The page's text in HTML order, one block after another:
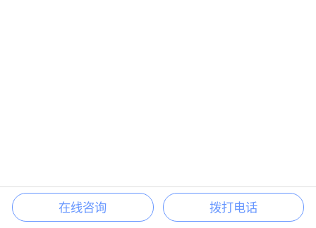
在线咨询 拨打电话